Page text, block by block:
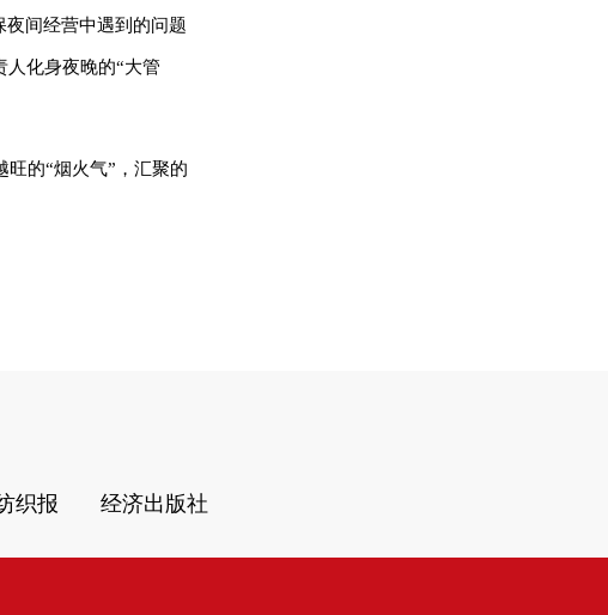
夜间经营中遇到的问题
人化身夜晚的“大管
的“烟火气”，汇聚的
织报 经济出版社